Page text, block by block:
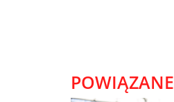
POWIĄZANE